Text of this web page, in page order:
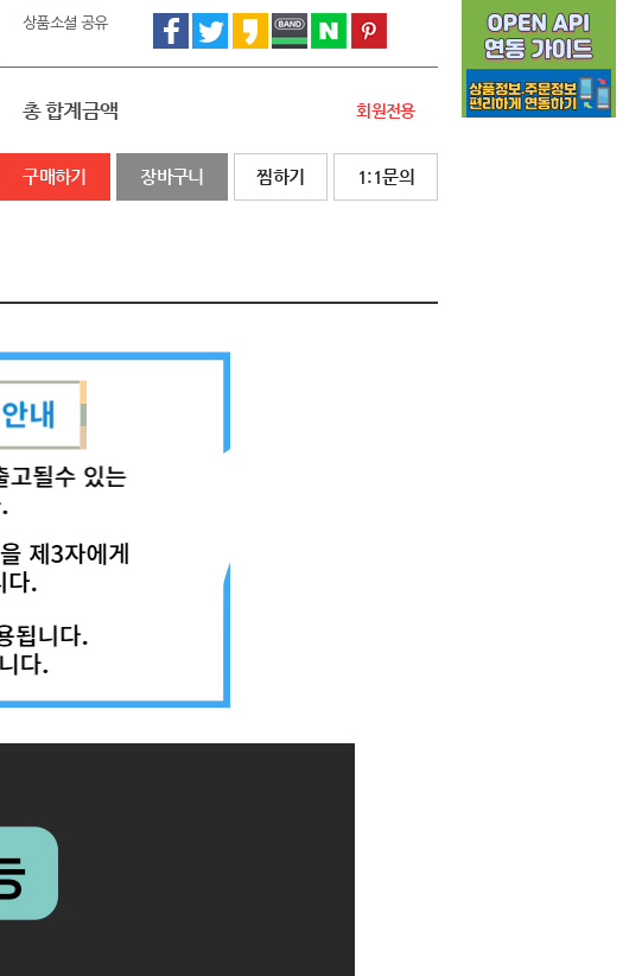
상품소셜 공유
총 합계금액 회원전용
구매하기 장바구니 찜하기 1:1문의